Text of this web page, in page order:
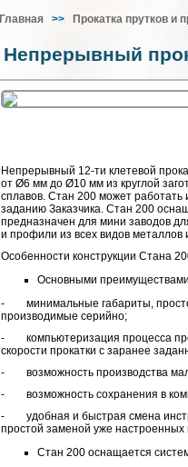
Главная >> Прокатка прутков и
Непрерывный
Непрерывный 12-ти клетевой
от Ø6 мм до Ø10 мм из круглой
сплавов. Стан 200 может работать
заданию Заказчика. Стан 200
предназначен для мини заводов
и профили из всех видов металлов
Особенности конструкции Стана
Основными
- минимальные габариты,
производимые серийно;
- компьютеризация процесса
скорости прокатки с заранее
- возможность производства
- возможность сохранения в
- удобная и быстрая смена
простой заменой уже
Стан 200 оснащается